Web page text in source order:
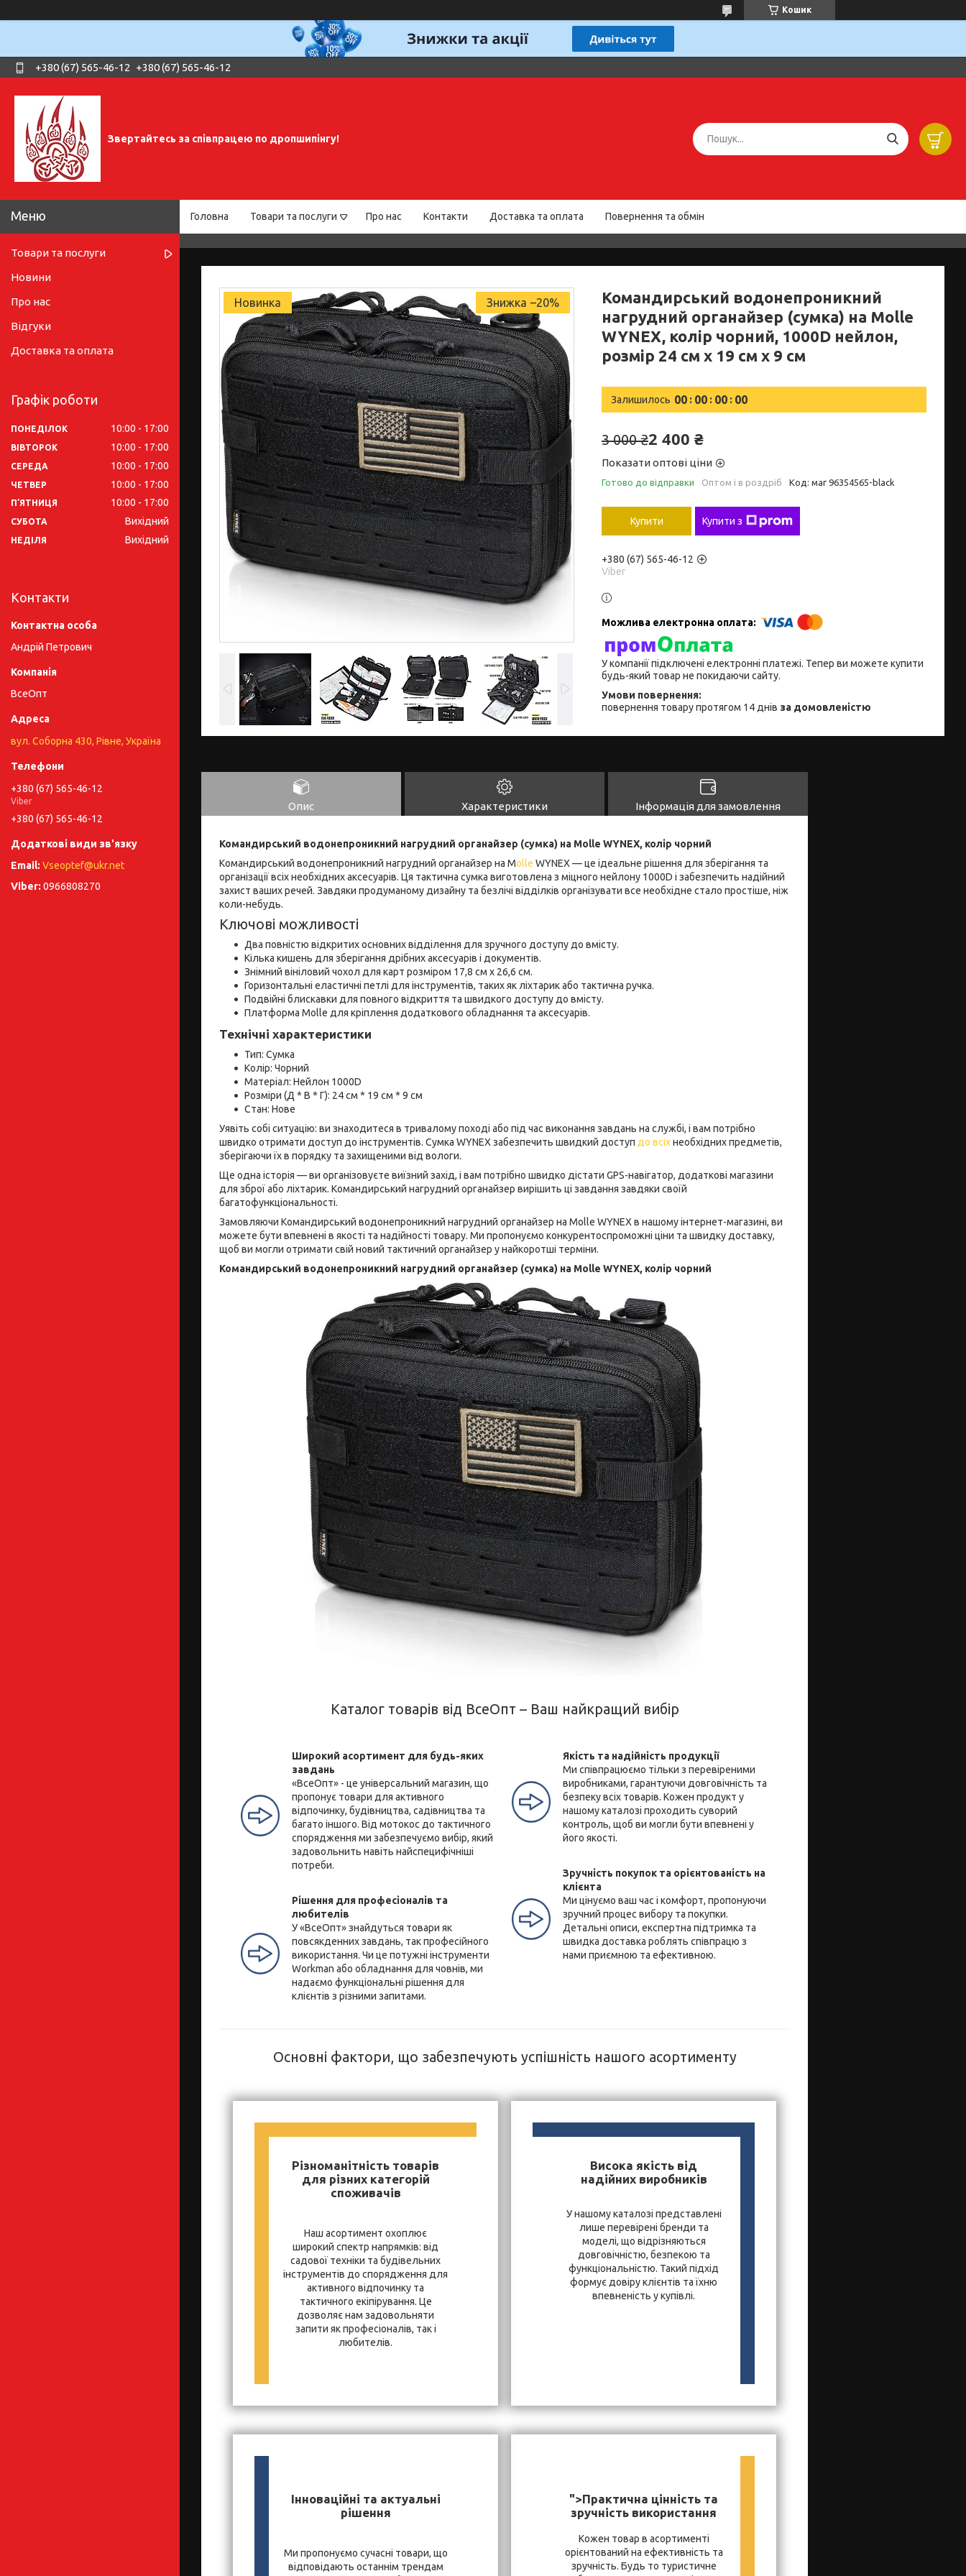
Кошик
+380 (67) 565-46-12 +380 (67) 565-46-12
Звертайтесь за співпрацею по дропшипінгу!
Головна Товари та послуги Про нас Контакти Доставка та оплата Повернення та обмін
Новинка –20%
Командирський водонепроникний
нагрудний органайзер (сумка) на Molle
WYNEX, колір чорний, 1000D нейлон,
розмір 24 см х 19 см х 9 см
Залишилось 00 00 00 00
3 000 ₴2 400 ₴
Показати оптові ціни
Готово до відправки Оптом і в роздріб Код: маг 96354565-black
Купити Купити з
+380 (67) 565-46-12
Viber
У компанії підключені електронні платежі. Тепер ви можете купити
будь-який товар не покидаючи сайту.
повернення товару протягом 14 днів за домовленістю
Опис Характеристики Інформація для замовлення
Командирський водонепроникний нагрудний органайзер (сумка) на Molle WYNEX, колір чорний
Командирський водонепроникний нагрудний органайзер на Molle WYNEX — це ідеальне рішення для зберігання та
організації всіх необхідних аксесуарів. Ця тактична сумка виготовлена з міцного нейлону 1000D і забезпечить надійний
захист ваших речей. Завдяки продуманому дизайну та безлічі відділків організувати все необхідне стало простіше, ніж
коли-небудь.
Ключові можливості
Два повністю відкритих основних відділення для зручного доступу до вмісту.
Кілька кишень для зберігання дрібних аксесуарів і документів.
Знімний вініловий чохол для карт розміром 17,8 см x 26,6 см.
Горизонтальні еластичні петлі для інструментів, таких як ліхтарик або тактична ручка.
Подвійні блискавки для повного відкриття та швидкого доступу до вмісту.
Платформа Molle для кріплення додаткового обладнання та аксесуарів.
Технічні характеристики
Тип: Сумка
Колір: Чорний
Матеріал: Нейлон 1000D
Розміри (Д * В * Г): 24 см * 19 см * 9 см
Стан: Нове
Уявіть собі ситуацію: ви знаходитеся в тривалому поході або під час виконання завдань на службі, і вам потрібно
швидко отримати доступ до інструментів. Сумка WYNEX забезпечить швидкий доступ до всіхнеобхідних предметів,
зберігаючи їх в порядку та захищеними від вологи.
Ще одна історія — ви організовуєте виїзний захід, і вам потрібно швидко дістати GPS-навігатор, додаткові магазини
для зброї або ліхтарик. Командирський нагрудний органайзер вирішить ці завдання завдяки своїй
багатофункціональності.
Замовляючи Командирський водонепроникний нагрудний органайзер на Molle WYNEX в нашому інтернет-магазині, ви
можете бути впевнені в якості та надійності товару. Ми пропонуємо конкурентоспроможні ціни та швидку доставку,
щоб ви могли отримати свій новий тактичний органайзер у найкоротші терміни.
Командирський водонепроникний нагрудний органайзер (сумка) на Molle WYNEX, колір чорний
Каталог товарів від ВсеОпт – Ваш найкращий вибір
Широкий асортимент для будь-яких
завдань
«ВсеОпт» - це універсальний магазин, що
пропонує товари для активного
відпочинку, будівництва, садівництва та
багато іншого. Від мотокос до тактичного
спорядження ми забезпечуємо вибір, який
задовольнить навіть найспецифічніші
потреби.
Рішення для професіоналів та
любителів
У «ВсеОпт» знайдуться товари як
повсякденних завдань, так професійного
використання. Чи це потужні інструменти
Workman або обладнання для човнів, ми
надаємо функціональні рішення для
клієнтів з різними запитами.
Якість та надійність продукції
Ми співпрацюємо тільки з перевіреними
виробниками, гарантуючи довговічність та
безпеку всіх товарів. Кожен продукт у
нашому каталозі проходить суворий
контроль, щоб ви могли бути впевнені у
його якості.
Зручність покупок та орієнтованість на
клієнта
Ми цінуємо ваш час і комфорт, пропонуючи
зручний процес вибору та покупки.
Детальні описи, експертна підтримка та
швидка доставка роблять співпрацю з
нами приємною та ефективною.
Основні фактори, що забезпечують успішність нашого асортименту
Різноманітність товарів
для різних категорій
споживачів
Наш асортимент охоплює
широкий спектр напрямків: від
садової техніки та будівельних
інструментів до спорядження для
активного відпочинку та
тактичного екіпірування. Це
дозволяє нам задовольняти
запити як професіоналів, так і
любителів.
Висока якість від
надійних виробників
У нашому каталозі представлені
лише перевірені бренди та
моделі, що відрізняються
довговічністю, безпекою та
функціональністю. Такий підхід
формує довіру клієнтів та їхню
впевненість у купівлі.
Інноваційні та актуальні
рішення
Ми пропонуємо сучасні товари, що
відповідають останнім трендам
">Практична цінність та
зручність використання
Кожен товар в асортименті
орієнтований на ефективність та
зручність. Будь то туристичне
Товари та послуги
Новини
Про нас
Відгуки
Доставка та оплата
Графік роботи
ПОНЕДІЛОК 10:00 17:00
ВІВТОРОК 10:00 17:00
СЕРЕДА 10:00 17:00
ЧЕТВЕР 10:00 17:00
ПʼЯТНИЦЯ 10:00 17:00
СУБОТА Вихідний
НЕДІЛЯ Вихідний
Контакти
Андрій Петрович
ВсеОпт
вул. Соборна 430, Рівне, Україна
+380 (67) 565-46-12
Viber
+380 (67) 565-46-12
Vseoptef@ukr.net
0966808270